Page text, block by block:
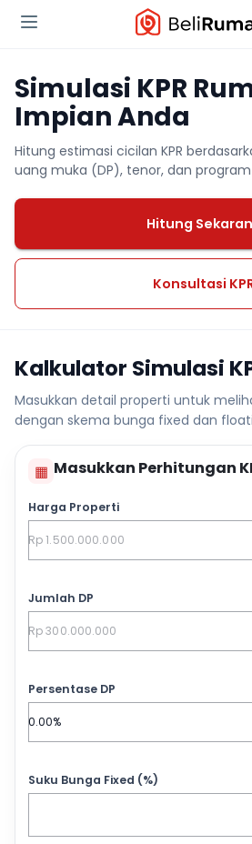
Simulasi KPR
Impian Anda
Hitung estimasi cicilan KPR
uang muka (DP), tenor, dan
Hitung
Konsultasi
Kalkulator Simulasi
Masukkan detail properti untuk
dengan skema bunga fixed dan
▦ Masukkan Perhitungan
Harga Properti
Jumlah DP
Persentase DP
Suku Bunga Fixed (%)